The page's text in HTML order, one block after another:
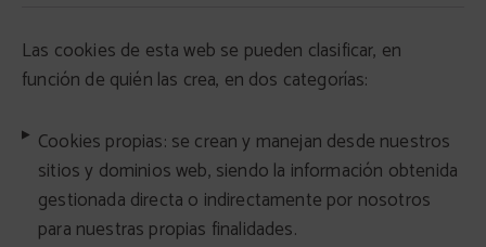
Las cookies de esta web se pueden clasificar, en
función de quién las crea, en dos categorías:
Cookies propias: se crean y manejan desde nuestros
sitios y dominios web, siendo la información obtenida
gestionada directa o indirectamente por nosotros
para nuestras propias finalidades.